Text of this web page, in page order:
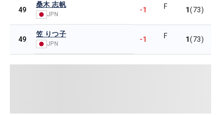
49
桑木 志帆
JPN -1 F 1(73)
49
笠 りつ子
JPN -1 F 1(73)